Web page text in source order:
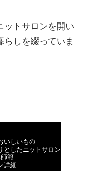
ットサロンを開い
しを綴っていま
いしいもの
としたニットサロン
範
詳細